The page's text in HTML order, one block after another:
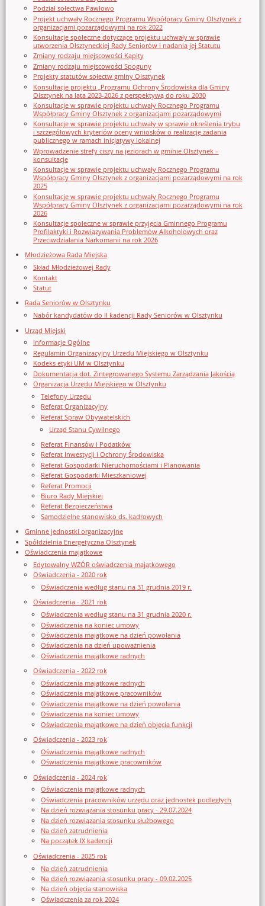
Podział sołectwa Pawłowo
Projekt uchwały Rocznego Programu Współpracy Gminy Olsztynek z
organizacjami pozarządowymi na rok 2022
Konsultacje społeczne dotyczące projektu uchwały w sprawie
utworzenia Olsztyneckiej Rady Seniorów i nadania jej Statutu
Zmiany rodzaju miejscowości Kąpity
Zmiany rodzaju miejscowości Spoguny
Projekty statutów sołectw gminy Olsztynek
Konsultacje projektu „Programu Ochrony Środowiska dla Gminy
Olsztynek na lata 2023-2026 z perspektywą do roku 2030
Konsultacje w sprawie projektu uchwały Rocznego Programu
Współpracy Gminy Olsztynek z organizacjami pozarządowymi
Konsultacje w sprawie projektu uchwały w sprawie określenia trybu
i szczegółowych kryteriów oceny wniosków o realizację zadania
publicznego w ramach inicjatywy lokalnej
Wprowadzenie strefy ciszy na jeziorach w gminie Olsztynek –
konsultacje
Konsultacje w sprawie projektu uchwały Rocznego Programu
Współpracy Gminy Olsztynek z organizacjami pozarządowymi na rok
2025
Konsultacje w sprawie projektu uchwały Rocznego Programu
Współpracy Gminy Olsztynek z organizacjami pozarządowymi na rok
2026
Konsultacje społeczne w sprawie przyjęcia Gminnego Programu
Profilaktyki i Rozwiązywania Problemów Alkoholowych oraz
Przeciwdziałania Narkomanii na rok 2026
Młodzieżowa Rada Miejska
Skład Młodzieżowej Rady
Kontakt
Statut
Rada Seniorów w Olsztynku
Nabór kandydatów do II kadencji Rady Seniorów w Olsztynku
Urząd Miejski
Informacje Ogólne
Regulamin Organizacyjny Urzedu Miejskiego w Olsztynku
Kodeks etyki UM w Olsztynku
Dokumentacja dot. Zintegrowanego Systemu Zarządzania Jakością
Organizacja Urzędu Miejskiego w Olsztynku
Telefony Urzędu
Referat Organizacyjny
Referat Spraw Obywatelskich
Urząd Stanu Cywilnego
Referat Finansów i Podatków
Referat Inwestycji i Ochrony Środowiska
Referat Gospodarki Nieruchomościami i Planowania
Referat Gospodarki Mieszkaniowej
Referat Promocji
Biuro Rady Miejskiej
Referat Bezpieczeństwa
Samodzielne stanowisko ds. kadrowych
Gminne jednostki organizacyjne
Spółdzielnia Energetyczna Olsztynek
Oświadczenia majątkowe
Edytowalny WZÓR oświadczenia majątkowego
Oświadczenia - 2020 rok
Oświadczenia według stanu na 31 grudnia 2019 r.
Oświadczenia - 2021 rok
Oświadczenia według stanu na 31 grudnia 2020 r.
Oświadczenia na koniec umowy
Oświadczenia majątkowe na dzień powołania
Oświadczenia na dzień upoważnienia
Oświadczenia majątkowe radnych
Oświadczenia - 2022 rok
Oświadczenia majątkowe radnych
Oświadczenia majątkowe pracowników
Oświadczenia majątkowe na dzień powołania
Oświadczenia na koniec umowy
Oświadczenia majątkowe na dzień objęcia funkcji
Oświadczenia - 2023 rok
Oświadczenia majątkowe radnych
Oświadczenia majątkowe pracowników
Oświadczenia - 2024 rok
Oświadczenia majątkowe radnych
Oświadczenia pracowników urzędu oraz jednostek podległych
Na dzień rozwiązania stosunku pracy - 29.07.2024
Na dzień rozwiązania stosunku służbowego
Na dzień zatrudnienia
Na początek IX kadencji
Oświadczenia - 2025 rok
Na dzień zatrudnienia
Na dzień rozwiązania stosunku pracy - 09.02.2025
Na dzień objęcia stanowiska
Oświadczenia za rok 2024